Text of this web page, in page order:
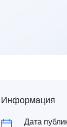
Информация
Дата